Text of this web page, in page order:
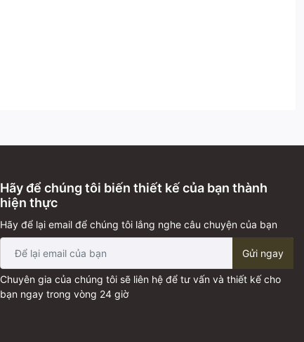
Hãy để chúng tôi biến thiết kế của bạn thành
hiện thực
Hãy để lại email để chúng tôi lắng nghe câu chuyện của bạn
Gửi ngay
Chuyên gia của chúng tôi sẽ liên hệ để tư vấn và thiết kế cho
bạn ngay trong vòng 24 giờ